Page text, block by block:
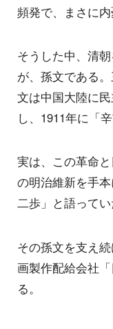
頻発で、まさに内
そうした中、清
が、孫文である
文は中国大陸に
し、1911年に「
実は、この革命
の明治維新を手
二歩」と語ってい
その孫文を支え
画製作配給会社
る。